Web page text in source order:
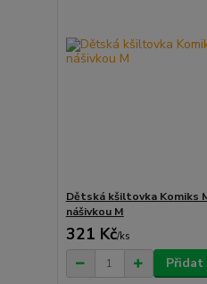
Dětská kšiltovka Komiks
nášivkou M
321 Kč/ks
Přidat